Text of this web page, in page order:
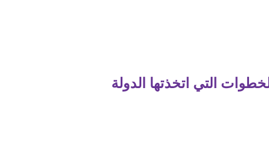
التي اتخذتها الدولة